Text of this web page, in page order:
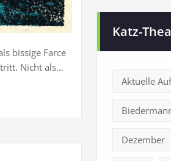
bissige Farce
Nicht als…
Katz-
Aktuelle
Dezember